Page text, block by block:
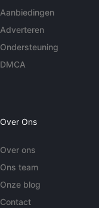
Aanbiedingen
Adverteren
Ondersteuning
DMCA
Over Ons
Over ons
Ons team
Onze blog
Contact